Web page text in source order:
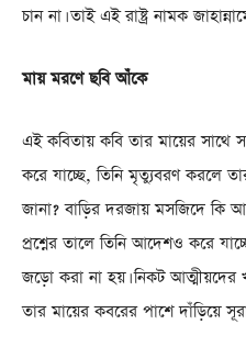
চান না। তাই এই রাষ্ট্র নামক
মায় মরণে ছবি আঁকে
এই কবিতায় কবি তার মায়ের সাথে
করে যাচ্ছে, তিনি মৃত্যুবরণ করলে
জানা? বাড়ির দরজায় মসজিদে কি
প্রশ্নের তালে তিনি আদেশও করে
জড়ো করা না হয়। নিকট আত্মীয়দের
তার মায়ের কবরের পাশে দাঁড়িয়ে